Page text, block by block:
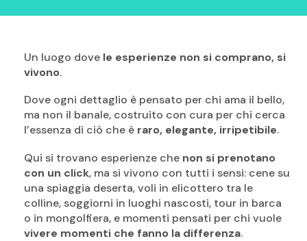
Un luogo dove le esperienze non si comprano, si
vivono.
Dove ogni dettaglio è pensato per chi ama il bello,
ma non il banale, costruito con cura per chi cerca
l’essenza di ciò che è raro, elegante, irripetibile.
Qui si trovano esperienze che non si prenotano
con un click, ma si vivono con tutti i sensi: cene su
una spiaggia deserta, voli in elicottero tra le
colline, soggiorni in luoghi nascosti, tour in barca
o in mongolfiera, e momenti pensati per chi vuole
vivere momenti che fanno la differenza.